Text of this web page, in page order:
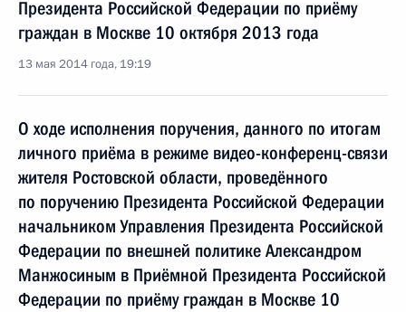
Президента Российской Федерации по приёму
граждан в Москве 10 октября 2013 года
13 мая 2014 года, 19:19
О ходе исполнения поручения, данного по итогам
личного приёма в режиме видео-конференц-связи
жителя Ростовской области, проведённого
по поручению Президента Российской Федерации
начальником Управления Президента Российской
Федерации по внешней политике Александром
Манжосиным в Приёмной Президента Российской
Федерации по приёму граждан в Москве 10